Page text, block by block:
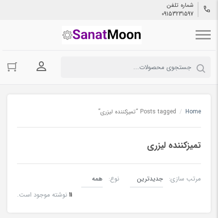
شماره تلفن
09153231597
ورود به
Home
/ Posts tagged “تمیزکننده لیزری”
تمیزکننده لیزری
مرتب سازی:
نوع:
11نوشته موجود است.